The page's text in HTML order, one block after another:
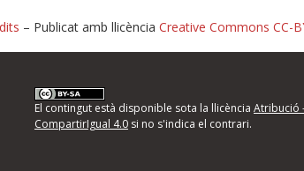
d'errors
següents i descriviu quina és la millora que
– Publicat amb llicència Creative Commons CC-
El contingut està disponible sota la llicència Atribució
CompartirIgual 4.0si no s'indica el contrari.